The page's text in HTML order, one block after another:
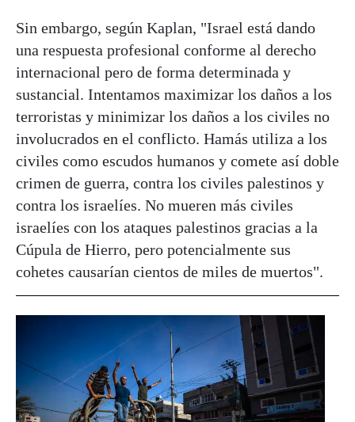
Sin embargo, según Kaplan, "Israel está dando
una respuesta profesional conforme al derecho
internacional pero de forma determinada y
sustancial. Intentamos maximizar los daños a los
terroristas y minimizar los daños a los civiles no
involucrados en el conflicto. Hamás utiliza a los
civiles como escudos humanos y comete así doble
crimen de guerra, contra los civiles palestinos y
contra los israelíes. No mueren más civiles
israelíes con los ataques palestinos gracias a la
Cúpula de Hierro, pero potencialmente sus
cohetes causarían cientos de miles de muertos".